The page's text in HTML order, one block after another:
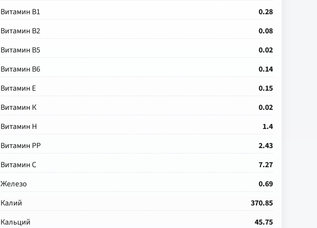
Витамин В1
0.28
Витамин В2
0.08
Витамин В5
0.02
Витамин В6
0.14
Витамин Е
0.15
Витамин К
0.02
Витамин Н
1.4
Витамин РР
2.43
Витамин С
7.27
Железо
0.69
Калий
370.85
Кальций
45.75